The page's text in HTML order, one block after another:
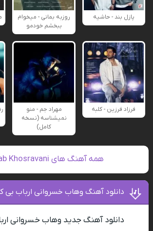
پازل بند - حاشیه
روزبه بمانی - میخوام
ببخشم خودمو
فرزاد فرزین - کلبه
مهراد جم - منو
نمیشناسه (نسخه
کامل)
همه آهنگ های Vahab Khosravani
دانلود آهنگ وهاب خسروانی ارباب
دانلود آهنگ جدید وهاب خسروانی